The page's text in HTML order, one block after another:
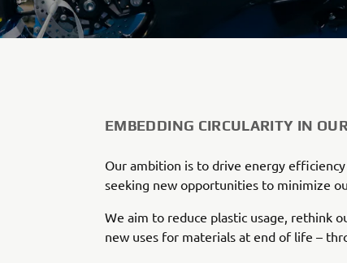
EMBEDDING CIRCULARITY IN
Our ambition is to drive energy
seeking new opportunities to minimize
We aim to reduce plastic usage, rethink
new uses for materials at end of life –